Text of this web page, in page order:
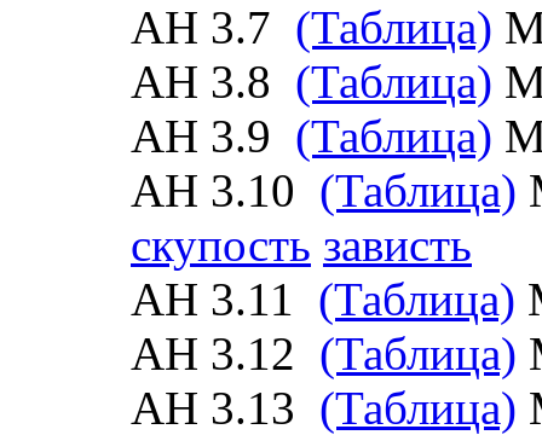
АН 3.7 (Таблица)
АН 3.8 (Таблица)
АН 3.9 (Таблица)
АН 3.10 (Таблица)
скупость зависть
АН 3.11 (Таблица)
АН 3.12 (Таблица)
АН 3.13 (Таблица)